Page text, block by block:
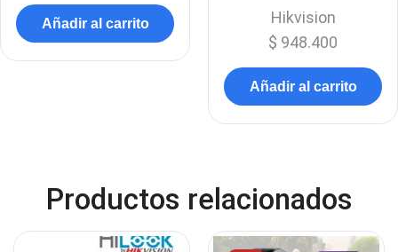
Añadir al carrito
Hikvision
$ 948.400
Añadir al carrito
Productos relacionados